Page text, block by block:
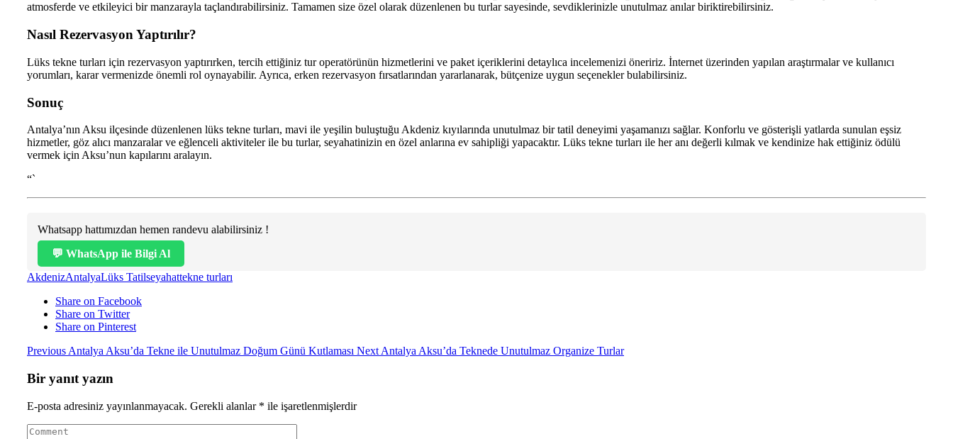
atmosferde ve etkileyici bir manzarayla taçlandırabilirsiniz. Tamamen size özel olarak düzenlenen bu turlar sayesinde, sevdiklerinizle unutulmaz anılar biriktirebilirsiniz.
Nasıl Rezervasyon Yaptırılır?
Lüks tekne turları için rezervasyon yaptırırken, tercih ettiğiniz tur operatörünün hizmetlerini ve paket içeriklerini detaylıca incelemenizi öneririz. İnternet üzerinden yapılan araştırmalar ve kullanıcı
yorumları, karar vermenizde önemli rol oynayabilir. Ayrıca, erken rezervasyon fırsatlarından yararlanarak, bütçenize uygun seçenekler bulabilirsiniz.
Sonuç
Antalya’nın Aksu ilçesinde düzenlenen lüks tekne turları, mavi ile yeşilin buluştuğu Akdeniz kıyılarında unutulmaz bir tatil deneyimi yaşamanızı sağlar. Konforlu ve gösterişli yatlarda sunulan eşsiz
hizmetler, göz alıcı manzaralar ve eğlenceli aktiviteler ile bu turlar, seyahatinizin en özel anlarına ev sahipliği yapacaktır. Lüks tekne turları ile her anı değerli kılmak ve kendinize hak ettiğiniz ödülü
vermek için Aksu’nun kapılarını aralayın.
“`
Whatsapp hattımızdan hemen randevu alabilirsiniz !
💬 WhatsApp ile Bilgi Al
AkdenizAntalyaLüks Tatilseyahattekne turları
Share on Facebook
Share on Twitter
Share on Pinterest
Previous Antalya Aksu’da Tekne ile Unutulmaz Doğum Günü Kutlaması Next Antalya Aksu’da Teknede Unutulmaz Organize Turlar
Bir yanıt yazın
E-posta adresiniz yayınlanmayacak. Gerekli alanlar * ile işaretlenmişlerdir